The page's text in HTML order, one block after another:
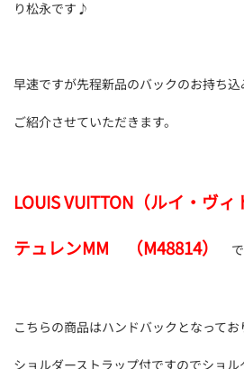
り松永です♪
早速ですが先程新品のバックのお持ち
ご紹介させていただきます。
LOUIS VUITTON（ルイ・ヴ
テュレンMM （M48814）
で
こちらの商品はハンドバックとなってお
ショルダーストラップ付ですのでショ